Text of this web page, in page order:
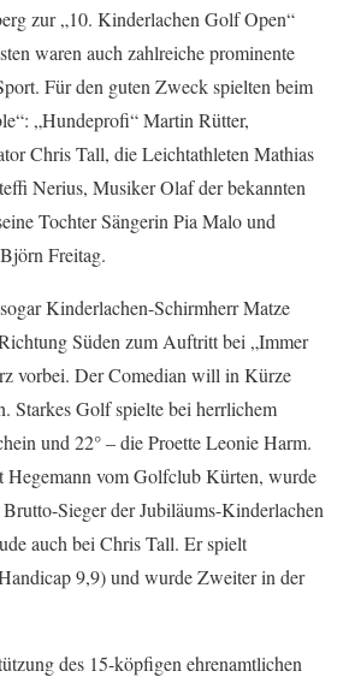
zur „10. Kinderlachen Golf Open“
waren auch zahlreiche prominente
Für den guten Zweck spielten beim
„Hundeprofi“ Martin Rütter,
Chris Tall, die Leichtathleten Mathias
Nerius, Musiker Olaf der bekannten
Tochter Sängerin Pia Malo und
Freitag.
Kinderlachen-Schirmherr Matze
Süden zum Auftritt bei „Immer
vorbei. Der Comedian will in Kürze
Starkes Golf spielte bei herrlichem
und 22° – die Proette Leonie Harm.
Hegemann vom Golfclub Kürten, wurde
Sieger der Jubiläums-Kinderlachen
auch bei Chris Tall. Er spielt
9,9) und wurde Zweiter in der
des 15-köpfigen ehrenamtlichen